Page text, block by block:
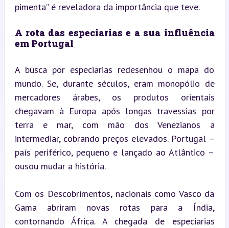
pimenta” é reveladora da importância que teve.
A rota das especiarias e a sua influência
em Portugal
A busca por especiarias redesenhou o mapa do
mundo. Se, durante séculos, eram monopólio de
mercadores árabes, os produtos orientais
chegavam à Europa após longas travessias por
terra e mar, com mão dos Venezianos a
intermediar, cobrando preços elevados. Portugal –
país periférico, pequeno e lançado ao Atlântico –
ousou mudar a história.
Com os Descobrimentos, nacionais como Vasco da
Gama abriram novas rotas para a Índia,
contornando África. A chegada de especiarias